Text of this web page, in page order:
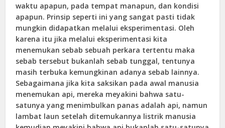
waktu apapun, pada tempat manapun, dan kondisi
apapun. Prinsip seperti ini yang sangat pasti tidak
mungkin didapatkan melalui eksperimentasi. Oleh
karena itu jika melalui eksperimentasi kita
menemukan sebab sebuah perkara tertentu maka
sebab tersebut bukanlah sebab tunggal, tentunya
masih terbuka kemungkinan adanya sebab lainnya.
Sebagaimana jika kita saksikan pada awal manusia
menemukan api, mereka meyakini bahwa satu-
satunya yang menimbulkan panas adalah api, namun
lambat laun setelah ditemukannya listrik manusia